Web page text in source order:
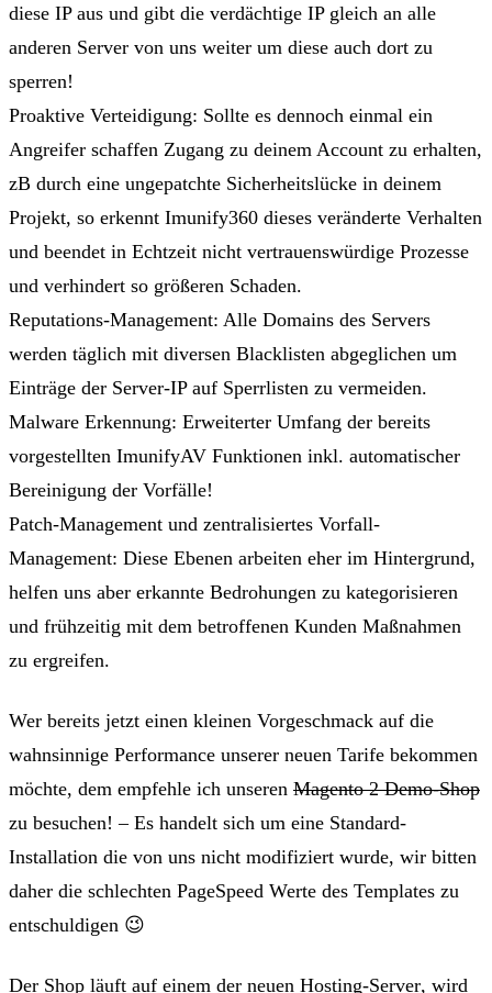
diese IP aus und gibt die verdächtige IP gleich an alle
anderen Server von uns weiter um diese auch dort zu
sperren!
Proaktive Verteidigung: Sollte es dennoch einmal ein
Angreifer schaffen Zugang zu deinem Account zu erhalten,
zB durch eine ungepatchte Sicherheitslücke in deinem
Projekt, so erkennt Imunify360 dieses veränderte Verhalten
und beendet in Echtzeit nicht vertrauenswürdige Prozesse
und verhindert so größeren Schaden.
Reputations-Management: Alle Domains des Servers
werden täglich mit diversen Blacklisten abgeglichen um
Einträge der Server-IP auf Sperrlisten zu vermeiden.
Malware Erkennung: Erweiterter Umfang der bereits
vorgestellten ImunifyAV Funktionen inkl. automatischer
Bereinigung der Vorfälle!
Patch-Management und zentralisiertes Vorfall-
Management: Diese Ebenen arbeiten eher im Hintergrund,
helfen uns aber erkannte Bedrohungen zu kategorisieren
und frühzeitig mit dem betroffenen Kunden Maßnahmen
zu ergreifen.
Wer bereits jetzt einen kleinen Vorgeschmack auf die
wahnsinnige Performance unserer neuen Tarife bekommen
möchte, dem empfehle ich unseren Magento 2 Demo-Shop
zu besuchen! – Es handelt sich um eine Standard-
Installation die von uns nicht modifiziert wurde, wir bitten
daher die schlechten PageSpeed Werte des Templates zu
entschuldigen 😉
Der Shop läuft auf einem der neuen Hosting-Server, wird